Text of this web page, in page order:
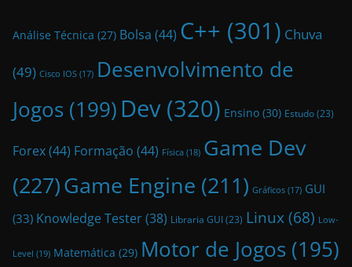
Análise Técnica (27) Bolsa (44) C++ (301) Chuva
(49) Cisco IOS (17) Desenvolvimento de
Jogos (199)Dev(320) Ensino (30) Estudo(23)
Forex(44) Formação (44) Física (18) Game Dev
(227)Game Engine (211) Gráficos (17) GUI
(33) Knowledge Tester(38) Libraria GUI(23) Linux(68) Low-
Level (19) Matemática (29) Motor de Jogos (195)